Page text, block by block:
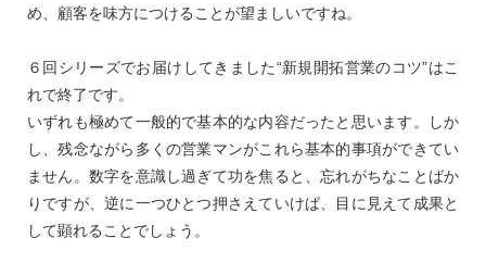
め、顧客を味方につけることが望ましいですね。
６回シリーズでお届けしてきました“新規開拓営業のコツ”はこ
れで終了です。
いずれも極めて一般的で基本的な内容だったと思います。しか
し、残念ながら多くの営業マンがこれら基本的事項ができてい
ません。数字を意識し過ぎて功を焦ると、忘れがちなことばか
りですが、逆に一つひとつ押さえていけば、目に見えて成果と
して顕れることでしょう。